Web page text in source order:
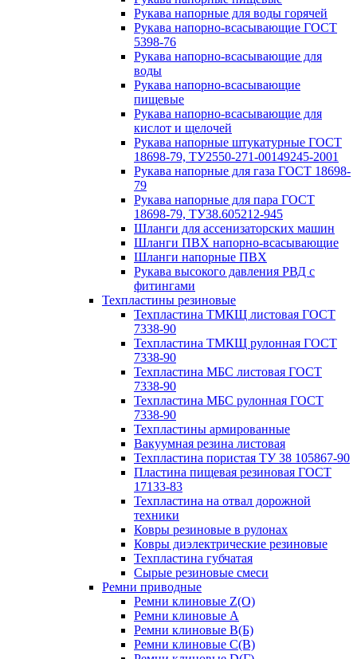
Рукава напорные для воды горячей
Рукава напорно-всасывающие ГОСТ
5398-76
Рукава напорно-всасывающие для
воды
Рукава напорно-всасывающие
пищевые
Рукава напорно-всасывающие для
кислот и щелочей
Рукава напорные штукатурные ГОСТ
18698-79, ТУ2550-271-00149245-2001
Рукава напорные для газа ГОСТ 18698-
79
Рукава напорные для пара ГОСТ
18698-79, ТУ38.605212-945
Шланги для ассенизаторских машин
Шланги ПВХ напорно-всасывающие
Шланги напорные ПВХ
Рукава высокого давления РВД с
фитингами
Техпластины резиновые
Техпластина ТМКЩ листовая ГОСТ
7338-90
Техпластина ТМКЩ рулонная ГОСТ
7338-90
Техпластина МБС листовая ГОСТ
7338-90
Техпластина МБС рулонная ГОСТ
7338-90
Техпластины армированные
Вакуумная резина листовая
Техпластина пористая ТУ 38 105867-90
Пластина пищевая резиновая ГОСТ
17133-83
Техпластина на отвал дорожной
техники
Ковры резиновые в рулонах
Ковры диэлектрические резиновые
Техпластина губчатая
Сырые резиновые смеси
Ремни приводные
Ремни клиновые Z(О)
Ремни клиновые A
Ремни клиновые B(Б)
Ремни клиновые C(В)